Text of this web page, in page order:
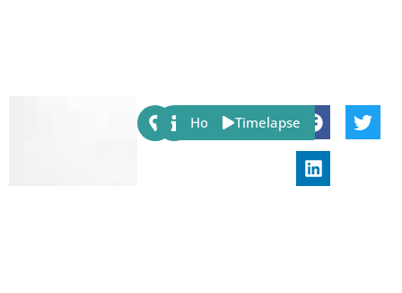
Share:
Host Timelapse